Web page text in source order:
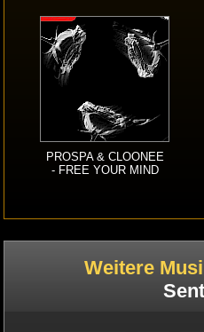
PROSPA & CLOONEE
- FREE YOUR MIND
Weitere